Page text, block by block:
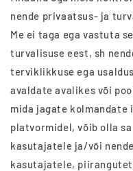
nende privaatsus- ja
Me ei taga ega vastuta
turvalisuse eest, sh
terviklikkuse ega
avaldate avalikes või
mida jagate
platvormidel, võib olla
kasutajatele ja/või
kasutajatele,